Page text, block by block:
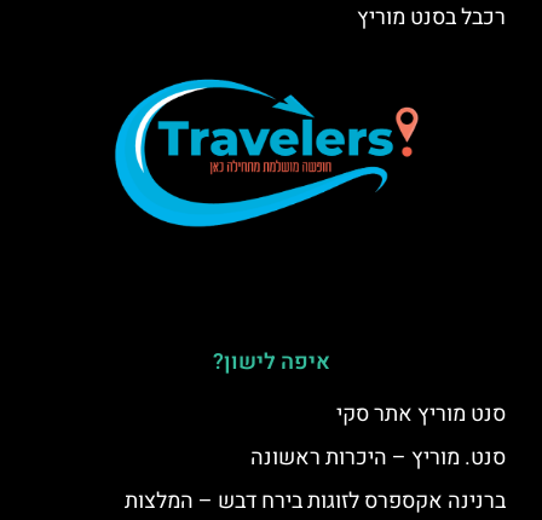
רכבל בסנט מוריץ
איפה לישון?
סנט מוריץ אתר סקי
סנט. מוריץ – היכרות ראשונה
ברנינה אקספרס לזוגות בירח דבש – המלצות